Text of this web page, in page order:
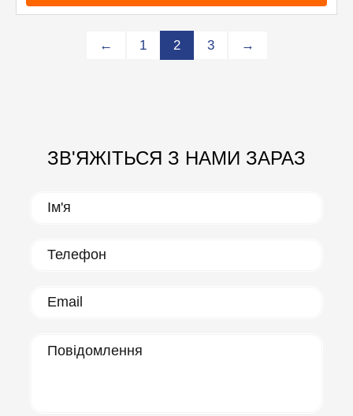
← 1 2 3 →
ЗВ'ЯЖІТЬСЯ З НАМИ ЗАРАЗ